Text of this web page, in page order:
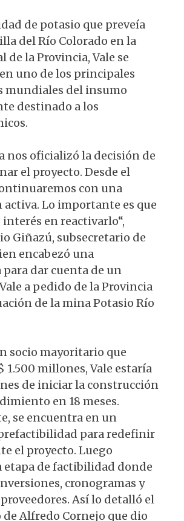
de potasio que preveía
del Río Colorado en la
de la Provincia, Vale se
uno de los principales
mundiales del insumo
destinado a los
nos oficializó la decisión de
el proyecto. Desde el
con una
activa. Lo importante es que
en reactivarlo“,
Giñazú, subsecretario de
encabezó una
dar cuenta de un
a pedido de la Provincia
de la mina Potasio Río
socio mayoritario que
1.500 millones, Vale estaría
de iniciar la construcción
en 18 meses.
se encuentra en un
para redefinir
el proyecto. Luego
etapa de factibilidad donde
cronogramas y
Así lo detalló el
Alfredo Cornejo que dio